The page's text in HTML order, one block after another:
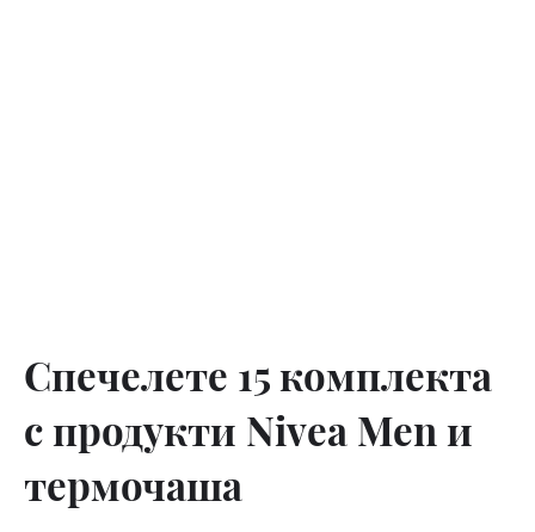
Спечелете 15 комплекта
с продукти Nivea Men и
термочаша